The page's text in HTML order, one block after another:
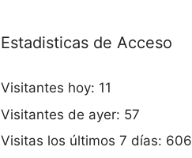
Estadisticas de Acceso
Visitantes hoy: 11
Visitantes de ayer: 57
Visitas los últimos 7 días: 606